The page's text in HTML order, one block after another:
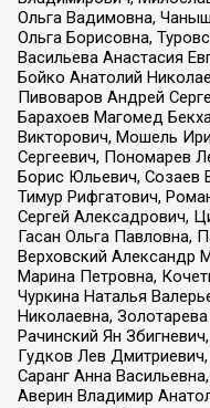
Ольга Вадимовна,
Ольга Борисовна,
Васильева Анастасия
Бойко Анатолий
Пивоваров Андрей
Барахоев Магомед
Викторович, Мошель
Сергеевич, Пономарев
Борис Юльевич, Созаев
Тимур Рифгатович,
Сергей Алексадрович,
Гасан Ольга Павловна,
Верховский Александр
Марина Петровна,
Чуркина Наталья
Николаевна,
Рачинский Ян
Гудков Лев
Саранг Анна
Аверин Владимир